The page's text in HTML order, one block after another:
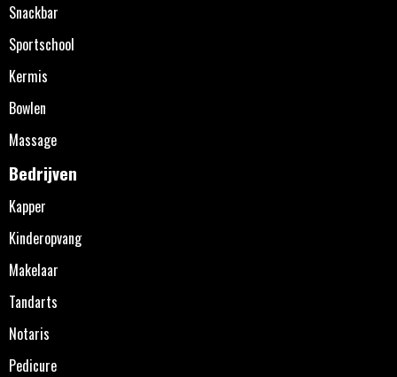
Snackbar
Sportschool
Kermis
Bowlen
Massage
Bedrijven
Kapper
Kinderopvang
Makelaar
Tandarts
Notaris
Pedicure